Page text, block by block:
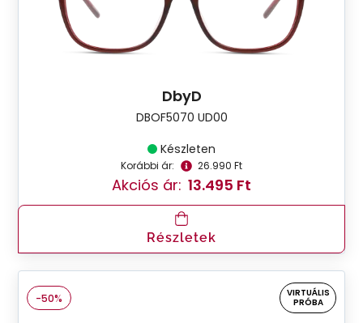
DbyD
DBOF5070 UD00
Készleten
Korábbi ár: 26.990 Ft
Akciós ár: 13.495 Ft
Részletek
-50%
VIRTUÁLIS
PRÓBA